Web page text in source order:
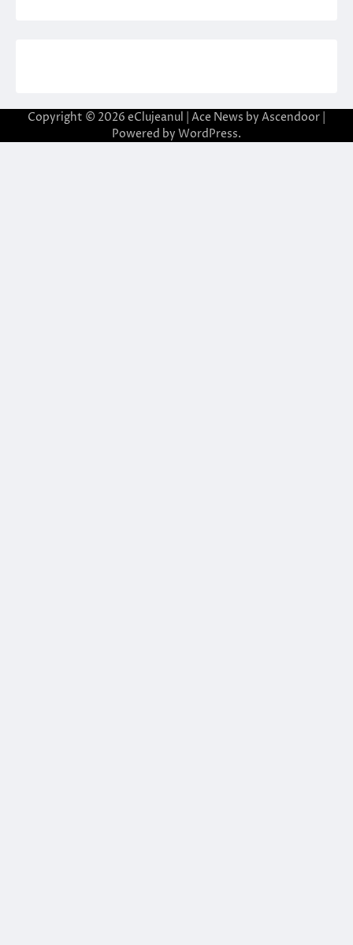
Copyright © 2026 eClujeanul | Ace News by Ascendoor
Powered by WordPress.